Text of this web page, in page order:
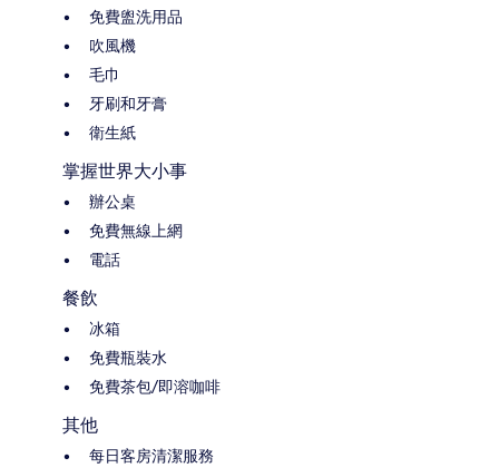
免費盥洗用品
吹風機
毛巾
牙刷和牙膏
衛生紙
掌握世界大小事
辦公桌
免費無線上網
電話
餐飲
冰箱
免費瓶裝水
免費茶包/即溶咖啡
其他
每日客房清潔服務